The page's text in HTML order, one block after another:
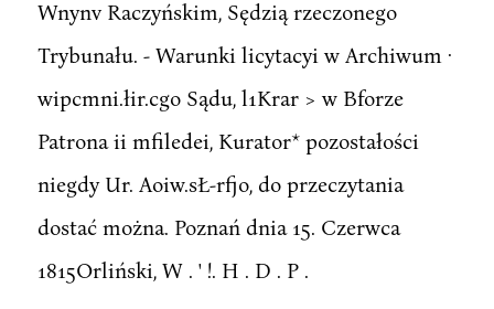
Wnynv Raczyńskim, Sędzią rzeczonego
Trybunału. - Warunki licytacyi w Archiwum ·
wipcmni.łir.cgo Sądu, l1Krar > w Bforze
Patrona ii mfiledei, Kurator* pozostałości
niegdy Ur. Aoiw.sŁ-rfjo, do przeczytania
dostać można. Poznań dnia 15. Czerwca
1815Orliński, W . ' !. H . D . P .